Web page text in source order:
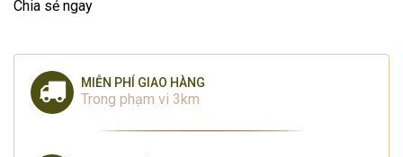
Chia sẻ ngay
MIỄN PHÍ GIAO HÀNG
Trong phạm vi 3km